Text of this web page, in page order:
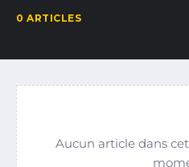
0 ARTICLES
Aucun article dans